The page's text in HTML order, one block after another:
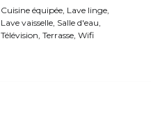
Cuisine équipée, Lave linge,
Lave vaisselle, Salle d'eau,
Télévision, Terrasse, Wifi